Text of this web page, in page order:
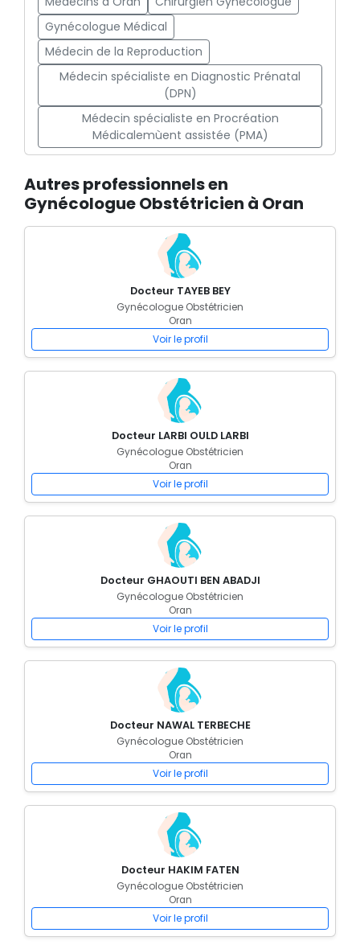
Gynécologue Médical
Médecin de la Reproduction
Médecin spécialiste en Diagnostic Prénatal
(DPN)
Médecin spécialiste en Procréation
Médicalemùent assistée (PMA)
Autres professionnels en
Gynécologue Obstétricien à Oran
Docteur TAYEB BEY
Gynécologue Obstétricien
Oran
Voir le profil
Docteur LARBI OULD LARBI
Gynécologue Obstétricien
Oran
Voir le profil
Docteur GHAOUTI BEN ABADJI
Gynécologue Obstétricien
Oran
Voir le profil
Docteur NAWAL TERBECHE
Gynécologue Obstétricien
Oran
Voir le profil
Docteur HAKIM FATEN
Gynécologue Obstétricien
Oran
Voir le profil